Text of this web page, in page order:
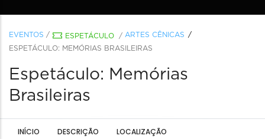
EVENTOS / ESPETÁCULO / ARTES CÊNICAS
ESPETÁCULO: MEMÓRIAS BRASILEIRAS
Espetáculo: Memórias
Brasileiras
INÍCIO DESCRIÇÃO LOCALIZAÇÃO